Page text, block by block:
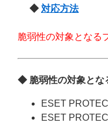
◆ 対応方法
脆弱性の対象となる
◆ 脆弱性の対象とな
ESET
ESET